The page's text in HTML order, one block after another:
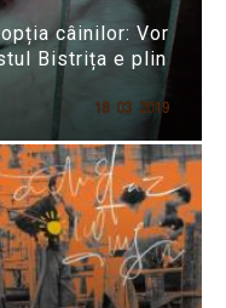
câinilor: Vor
Bistrița e plin